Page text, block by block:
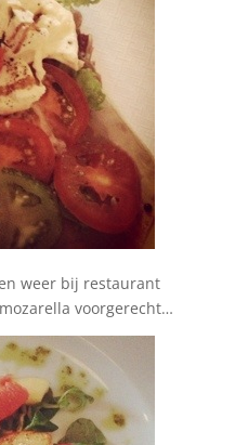
weer bij restaurant
voorgerecht…